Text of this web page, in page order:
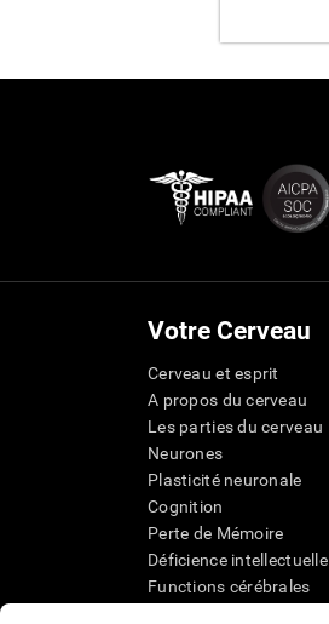
Votre Cerveau
Cerveau et esprit
A propos du cerveau
Les parties du cerveau
Neurones
Plasticité neuronale
Cognition
Perte de Mémoire
Déficience intellectuelle
Functions cérébrales